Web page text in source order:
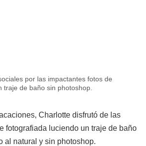
por las impactantes fotos de
traje de baño sin photoshop.
Charlotte disfrutó de las
fotografiada luciendo un traje de baño
al natural y sin photoshop.